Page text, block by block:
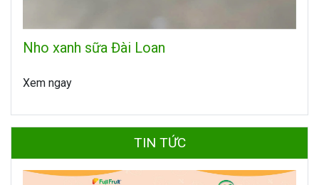
Nho xanh sữa Đài Loan
Xem ngay
TIN TỨC